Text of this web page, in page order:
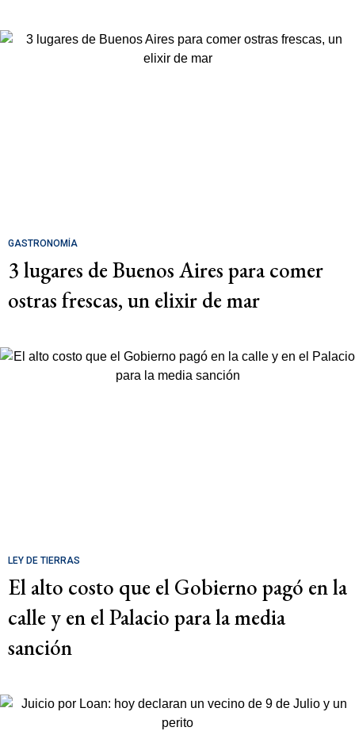
GASTRONOMÍA
3 lugares de Buenos Aires para comer
ostras frescas, un elixir de mar
LEY DE TIERRAS
El alto costo que el Gobierno pagó en la
calle y en el Palacio para la media
sanción